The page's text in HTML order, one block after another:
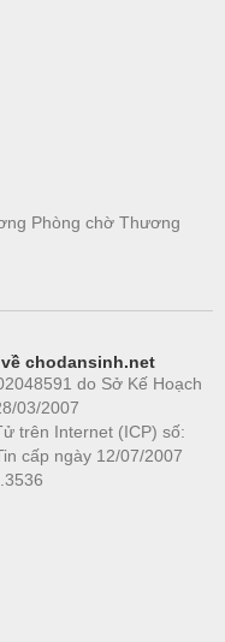
Phòng chờ Thương
chodansinh.net
do Sở Kế Hoạch
03/2007
trên Internet (ICP) số:
cấp ngày 12/07/2007